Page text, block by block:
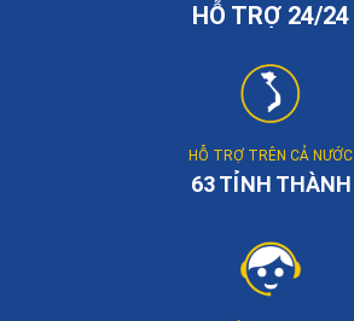
HỖ TRỢ 24/24
HỖ TRỢ TRÊN CẢ NƯỚC
63 TỈNH THÀNH